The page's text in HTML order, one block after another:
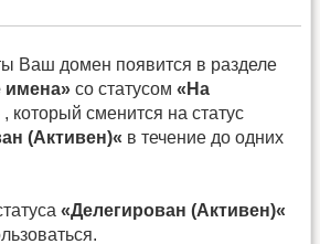
Ваш домен появится в разделе
со статусом «На
, который сменится на статус
(Активен)« в течение до одних
«Делегирован (Активен)«